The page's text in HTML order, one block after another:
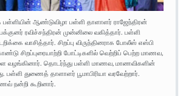
ஆண்டுவிழா பள்ளி தாளாளர் ராஜேந்திரன்
ரவிச்சந்திரன் முன்னிலை வகித்தார். பள்ளி
வாசித்தார். சிறப்பு விருந்தினராக போலீஸ் எஸ்பி
சிறப்புரையாற்றி போட்டிகளில் வெற்றிப் பெற்ற மாணவ,
வழங்கினார். தொடர்ந்து பள்ளி மாணவ, மாணவிகளின்
பள்ளி துணைத் தாளாளர் பூமாபிரியா வரவேற்றார்.
நன்றி கூறினார்.